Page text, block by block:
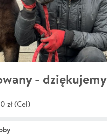
- dziękujemy
zł (Cel)